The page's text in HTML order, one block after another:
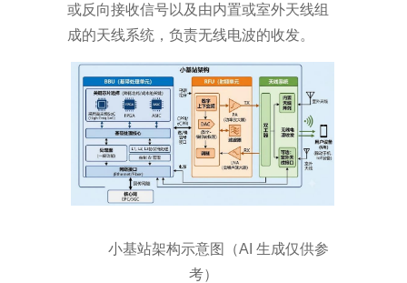
或反向接收信号以及由内置或室外天线组
成的天线系统，负责无线电波的收发。
小基站架构示意图（AI 生成仅供参
考）